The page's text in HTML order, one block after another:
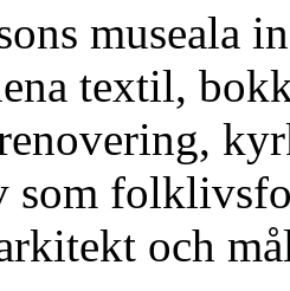
museala
textil,
som
och